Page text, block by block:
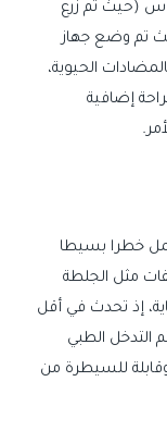
(حيث تم زرع
تم وضع جهاز
الحيوية،
إضافية
خطرا بسيطا
مثل الجلطة
إذ تحدث في أقل
التدخل الطبي
وقابلة للسيطرة من